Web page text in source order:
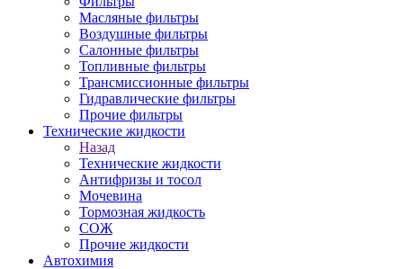
Масляные фильтры
Воздушные фильтры
Салонные фильтры
Топливные фильтры
Трансмиссионные фильтры
Гидравлические фильтры
Прочие фильтры
Технические жидкости
Назад
Технические жидкости
Антифризы и тосол
Мочевина
Тормозная жидкость
СОЖ
Прочие жидкости
Автохимия